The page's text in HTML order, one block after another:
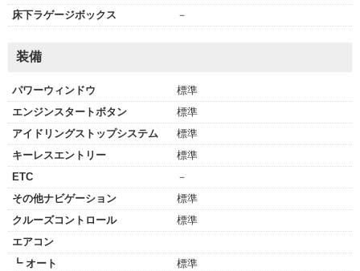
床下ラゲージボックス
－
装備
パワーウィンドウ
標準
エンジンスタートボタン
標準
アイドリングストップシステム
標準
キーレスエントリー
標準
ETC
－
その他ナビゲーション
標準
クルーズコントロール
標準
エアコン
┗ オート
標準